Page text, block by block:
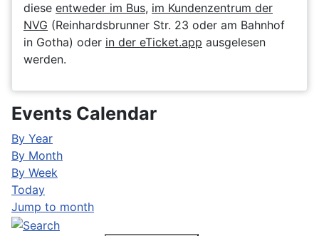
diese entweder im Bus, im Kundenzentrum der
NVG (Reinhardsbrunner Str. 23 oder am Bahnhof
in Gotha) oder in der eTicket.app ausgelesen
werden.
Events Calendar
By Year
By Month
By Week
Today
Jump to month